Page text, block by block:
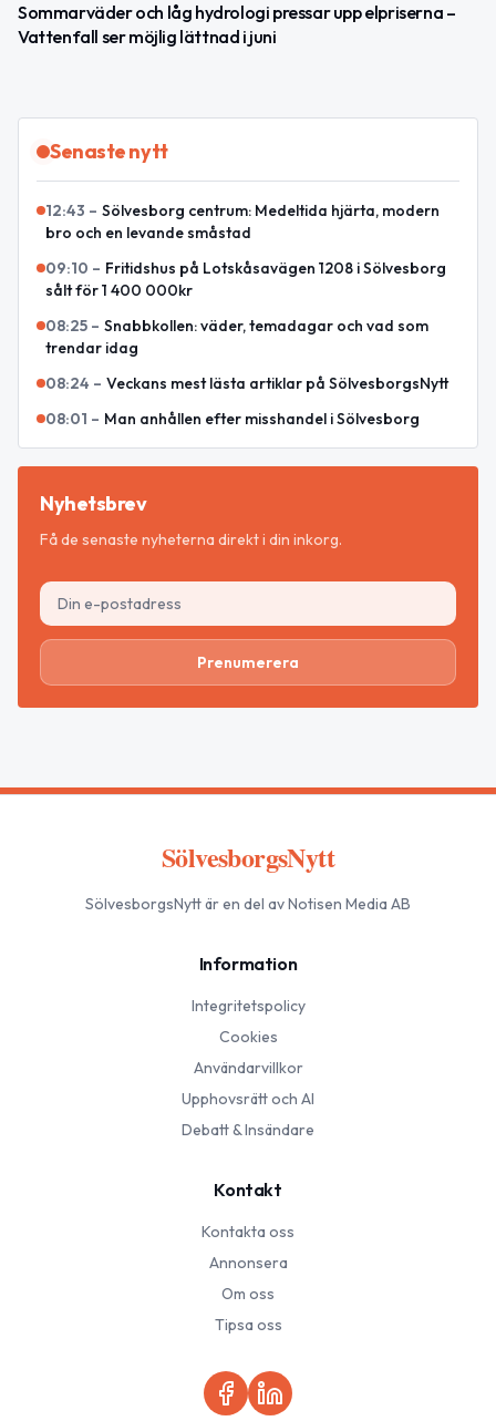
Sommarväder och låg hydrologi pressar upp elpriserna –
Vattenfall ser möjlig lättnad i juni
Senaste nytt
12:43 – Sölvesborg centrum: Medeltida hjärta, modern
bro och en levande småstad
09:10 – Fritidshus på Lotskåsavägen 1208 i Sölvesborg
sålt för 1 400 000kr
08:25 – Snabbkollen: väder, temadagar och vad som
trendar idag
08:24 – Veckans mest lästa artiklar på SölvesborgsNytt
08:01 – Man anhållen efter misshandel i Sölvesborg
Nyhetsbrev
Få de senaste nyheterna direkt i din inkorg.
Prenumerera
SölvesborgsNytt
SölvesborgsNyttär en del av Notisen Media AB
Information
Integritetspolicy
Cookies
Användarvillkor
Upphovsrätt och AI
Debatt & Insändare
Kontakt
Kontakta oss
Annonsera
Om oss
Tipsa oss